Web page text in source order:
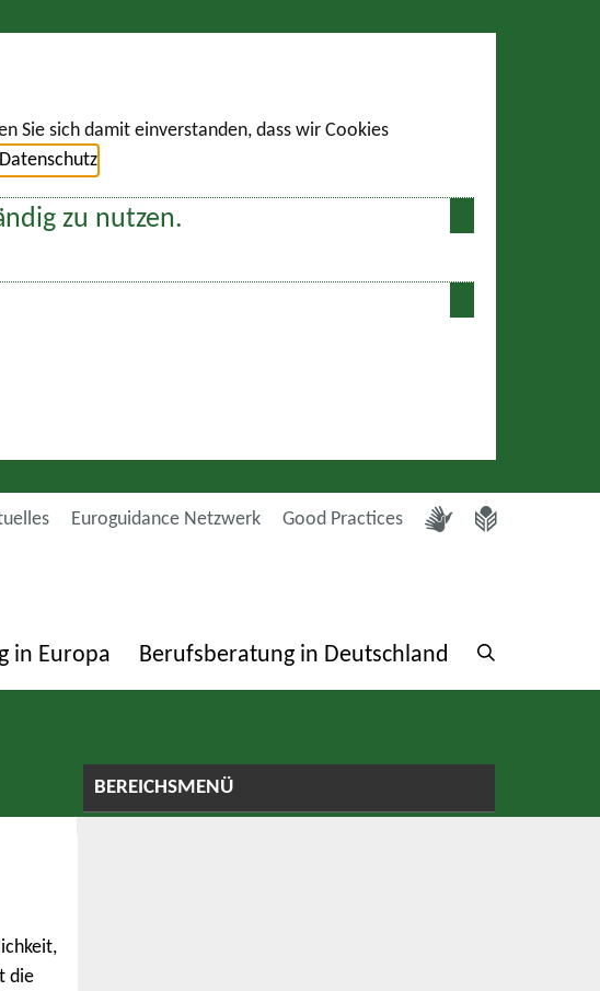
Sie sich damit einverstanden, dass wir Cookies
Datenschutz
zu nutzen.
Euroguidance Netzwerk Good Practices
in Europa Berufsberatung in Deutschland
die
BEREICHSMENÜ